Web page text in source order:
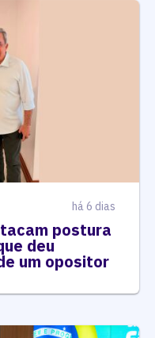
há 6 dias
postura
deu
um opositor